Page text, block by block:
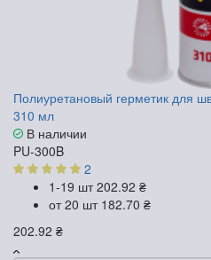
Полиуретановый герметик для
310 мл
В наличии
PU-300B
2
1-19 шт202.92 ₴
от 20 шт 182.70 ₴
202.92 ₴